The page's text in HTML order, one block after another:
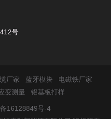
号
厂家 蓝牙模块
电磁铁厂家
变测量 铝基板打样
16128849号-4